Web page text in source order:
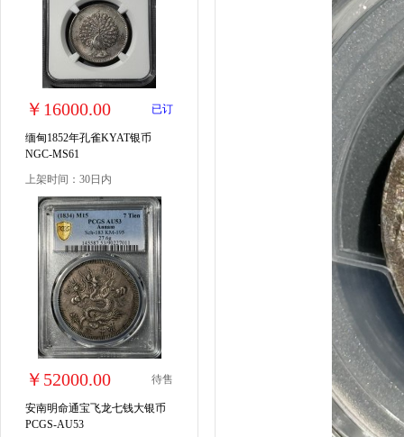
￥16000.00 已订
缅甸1852年孔雀KYAT银币
NGC-MS61
上架时间：30日内
￥52000.00 待售
安南明命通宝飞龙七钱大银币
PCGS-AU53